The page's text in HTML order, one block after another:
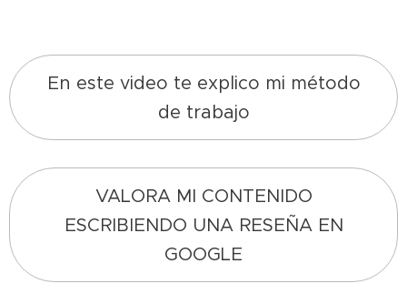
En este video te explico mi método
de trabajo
VALORA MI CONTENIDO
ESCRIBIENDO UNA RESEÑA EN
GOOGLE
2026-04-01